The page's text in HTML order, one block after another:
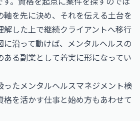
軸を先に決め、それを伝える土台を
した上で継続クライアントへ移行
に沿って動けば、メンタルヘルスの
る副業として着実に形になってい
ったメンタルヘルスマネジメント検
格を活かす仕事と始め方もあわせて